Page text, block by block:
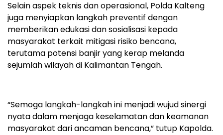
Selain aspek teknis dan operasional, Polda Kalteng
juga menyiapkan langkah preventif dengan
memberikan edukasi dan sosialisasi kepada
masyarakat terkait mitigasi risiko bencana,
terutama potensi banjir yang kerap melanda
sejumlah wilayah di Kalimantan Tengah.
“Semoga langkah-langkah ini menjadi wujud sinergi
nyata dalam menjaga keselamatan dan keamanan
masyarakat dari ancaman bencana,” tutup Kapolda.